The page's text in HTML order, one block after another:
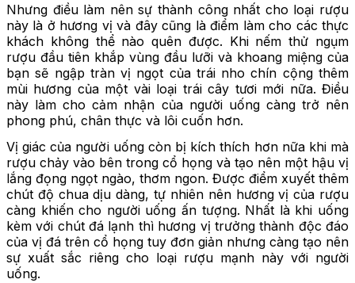
Nhưng điều làm nên sự thành công nhất cho loại rượu
này là ở hương vị và đây cũng là điểm làm cho các thực
khách không thể nào quên được. Khi nếm thử ngụm
rượu đầu tiên khắp vùng đầu lưỡi và khoang miệng của
bạn sẽ ngập tràn vị ngọt của trái nho chín cộng thêm
mùi hương của một vài loại trái cây tươi mới nữa. Điều
này làm cho cảm nhận của người uống càng trở nên
phong phú, chân thực và lôi cuốn hơn.
Vị giác của người uống còn bị kích thích hơn nữa khi mà
rượu chảy vào bên trong cổ họng và tạo nên một hậu vị
lắng đọng ngọt ngào, thơm ngon. Được điểm xuyết thêm
chút độ chua dịu dàng, tự nhiên nên hương vị của rượu
càng khiến cho người uống ấn tượng. Nhất là khi uống
kèm với chút đá lạnh thì hương vị trưởng thành độc đáo
của vị đá trên cổ họng tuy đơn giản nhưng càng tạo nên
sự xuất sắc riêng cho loại rượu mạnh này với người
uống.